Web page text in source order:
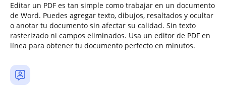
Editar un PDF es tan simple como trabajar en un documento
de Word. Puedes agregar texto, dibujos, resaltados y ocultar
o anotar tu documento sin afectar su calidad. Sin texto
rasterizado ni campos eliminados. Usa un editor de PDF en
línea para obtener tu documento perfecto en minutos.